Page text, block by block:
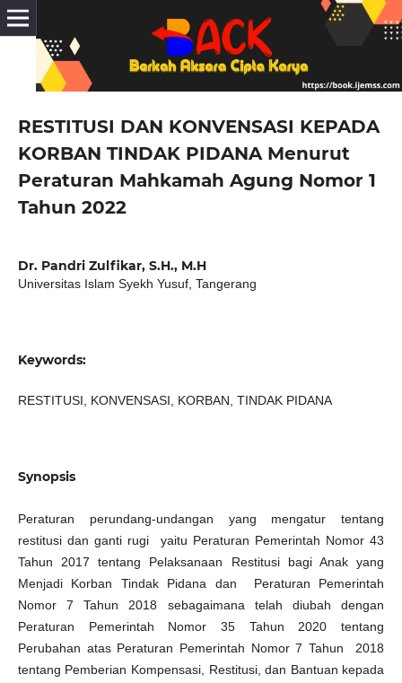
RESTITUSI DAN KONVENSASI KEPADA
KORBAN TINDAK PIDANA Menurut
Peraturan Mahkamah Agung Nomor 1
Tahun 2022
Dr. Pandri Zulfikar, S.H., M.H
Universitas Islam Syekh Yusuf, Tangerang
Keywords:
RESTITUSI, KONVENSASI, KORBAN, TINDAK PIDANA
Synopsis
Peraturan perundang-undangan yang mengatur tentang
restitusi dan ganti rugi yaitu Peraturan Pemerintah Nomor 43
Tahun 2017 tentang Pelaksanaan Restitusi bagi Anak yang
Menjadi Korban Tindak Pidana dan Peraturan Pemerintah
Nomor 7 Tahun 2018 sebagaimana telah diubah dengan
Peraturan Pemerintah Nomor 35 Tahun 2020 tentang
Perubahan atas Peraturan Pemerintah Nomor 7 Tahun 2018
tentang Pemberian Kompensasi, Restitusi, dan Bantuan kepada